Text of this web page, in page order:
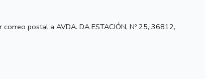
postal a AVDA. DA ESTACIÓN, Nº 25, 36812,